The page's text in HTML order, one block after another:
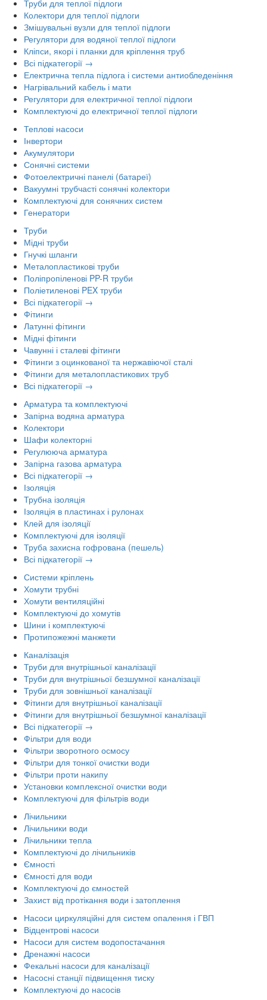
Труби для теплої підлоги
Колектори для теплої підлоги
Змішувальні вузли для теплої підлоги
Регулятори для водяної теплої підлоги
Кліпси, якорі і планки для кріплення труб
Всі підкатегорії →
Електрична тепла підлога і системи антиобледеніння
Нагрівальний кабель і мати
Регулятори для електричної теплої підлоги
Комплектуючі до електричної теплої підлоги
Теплові насоси
Інвертори
Акумулятори
Сонячні системи
Фотоелектричні панелі (батареї)
Вакуумні трубчасті сонячні колектори
Комплектуючі для сонячних систем
Генератори
Труби
Мідні труби
Гнучкі шланги
Металопластикові труби
Поліпропіленові PP-R труби
Поліетиленові PEX труби
Всі підкатегорії →
Фітинги
Латунні фітинги
Мідні фітинги
Чавунні і сталеві фітинги
Фітинги з оцинкованої та нержавіючої сталі
Фітинги для металопластикових труб
Всі підкатегорії →
Арматура та комплектуючі
Запірна водяна арматура
Колектори
Шафи колекторні
Регулююча арматура
Запірна газова арматура
Всі підкатегорії →
Ізоляція
Трубна ізоляція
Ізоляція в пластинах і рулонах
Клей для ізоляції
Комплектуючі для ізоляції
Труба захисна гофрована (пешель)
Всі підкатегорії →
Системи кріплень
Хомути трубні
Хомути вентиляційні
Комплектуючі до хомутів
Шини і комплектуючі
Протипожежні манжети
Каналізація
Труби для внутрішньої каналізації
Труби для внутрішньої безшумної каналізації
Труби для зовнішньої каналізації
Фітинги для внутрішньої каналізації
Фітинги для внутрішньої безшумної каналізації
Всі підкатегорії →
Фільтри для води
Фільтри зворотного осмосу
Фільтри для тонкої очистки води
Фільтри проти накипу
Установки комплексної очистки води
Комплектуючі для фільтрів води
Лічильники
Лічильники води
Лічильники тепла
Комплектуючі до лічильників
Ємності
Ємності для води
Комплектуючі до ємностей
Захист від протікання води і затоплення
Насоси циркуляційні для систем опалення і ГВП
Відцентрові насоси
Насоси для систем водопостачання
Дренажні насоси
Фекальні насоси для каналізації
Насосні станції підвищення тиску
Комплектуючі до насосів